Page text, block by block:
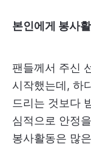
본인에게 봉사
팬들께서 주신
시작했는데, 하
드리는 것보다
심적으로 안정
봉사활동은 많